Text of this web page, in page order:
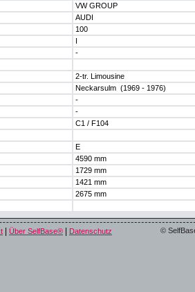
VW GROUP
AUDI
100
I
-
2-tr. Limousine
Neckarsulm (1969 - 1976)
-
-
C1 / F104
E
4590 mm
1729 mm
1421 mm
2675 mm
Über SelfBase® Datenschutz ©